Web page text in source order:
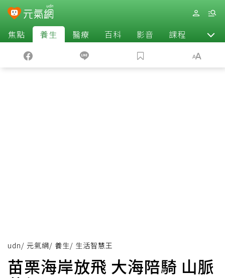
焦點 養生 醫療 百科 影音 課程 退休
udn/ 元氣網/ 養生/ 生活智慧王
苗栗海岸放飛 大海陪騎 山脈